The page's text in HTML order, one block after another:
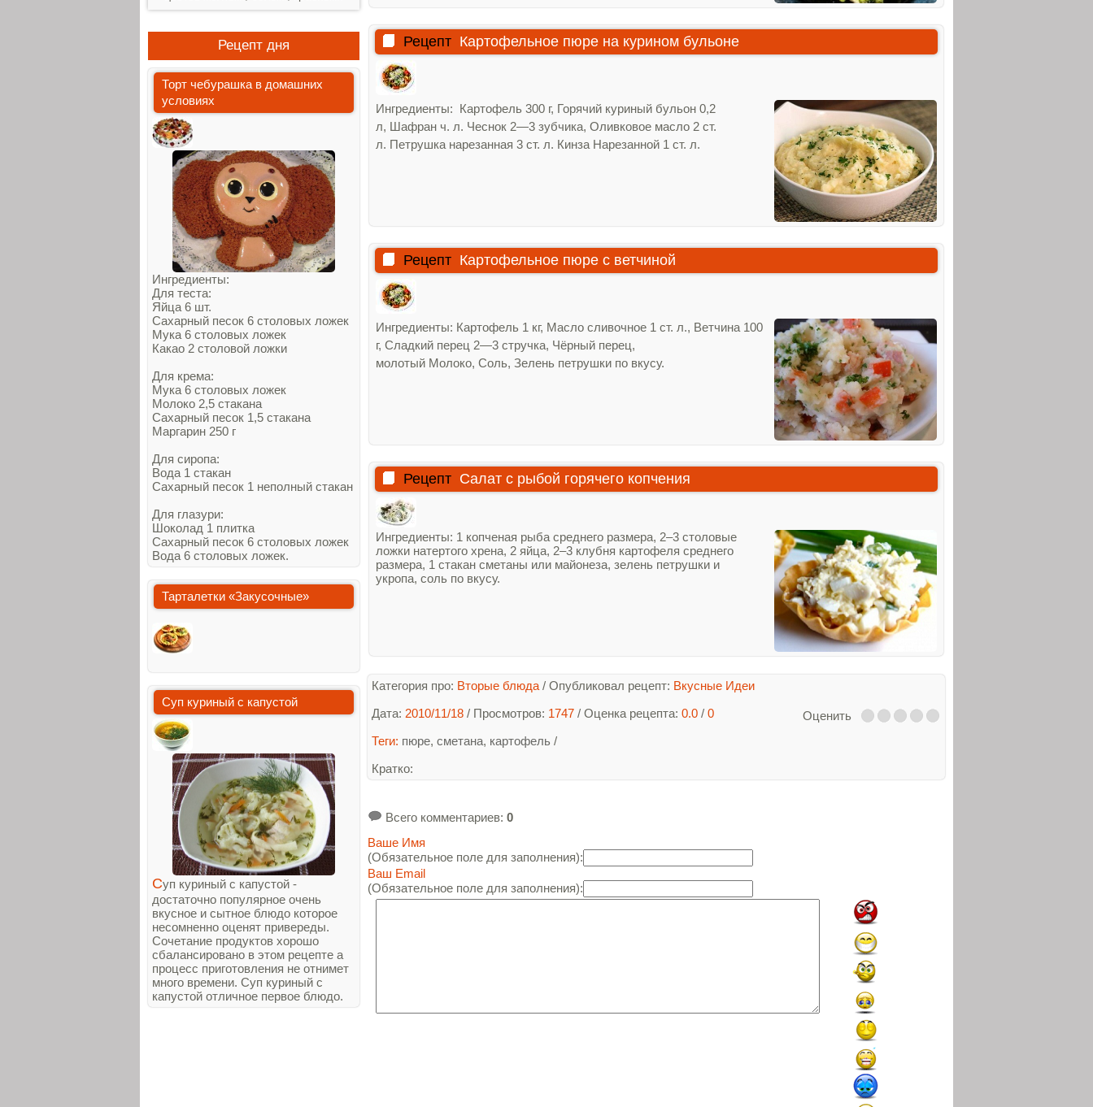
Рецепт Картофельное пюре на курином бульоне
Ингредиенты: Картофель 300 г, Горячий куриный бульон 0,2
л, Шафран ч. л. Чеснок 2—3 зубчика, Оливковое масло 2 ст.
л. Петрушка нарезанная 3 ст. л. Кинза Нарезанной 1 ст. л.
Рецепт Картофельное пюре с ветчиной
Ингредиенты: Картофель 1 кг, Масло сливочное 1 ст. л., Ветчина 100
г, Сладкий перец 2—3 стручка, Чёрный перец,
молотый Молоко, Соль, Зелень петрушки по вкусу.
Рецепт Салат с рыбой горячего копчения
Ингредиенты: 1 копченая рыба среднего размера, 2–3 столовые
ложки натертого хрена, 2 яйца, 2–3 клубня картофеля среднего
размера, 1 стакан сметаны или майонеза, зелень петрушки и
укропа, соль по вкусу.
Категория про: Вторые блюда / Опубликовал рецепт: Вкусные Идеи
Дата: 2010/11/18 / Просмотров: 1747 / Оценка рецепта: 0.0 / 0
Оценить
Теги: пюре, сметана, картофель /
Кратко:
Всего комментариев: 0
Ваше Имя
(Обязательное поле для заполнения):
Ваш Email
(Обязательное поле для заполнения):
Рецепт дня
Торт чебурашка в домашних
условиях
Ингредиенты:
Для теста:
Яйца 6 шт.
Сахарный песок 6 столовых ложек
Мука 6 столовых ложек
Какао 2 столовой ложки
Для крема:
Мука 6 столовых ложек
Молоко 2,5 стакана
Сахарный песок 1,5 стакана
Маргарин 250 г
Для сиропа:
Вода 1 стакан
Сахарный песок 1 неполный стакан
Для глазури:
Шоколад 1 плитка
Сахарный песок 6 столовых ложек
Вода 6 столовых ложек.
Тарталетки «Закусочные»
Суп куриный с капустой
Суп куриный с капустой -
достаточно популярное очень
вкусное и сытное блюдо которое
несомненно оценят привереды.
Сочетание продуктов хорошо
сбалансировано в этом рецепте а
процесс приготовления не отнимет
много времени. Суп куриный с
капустой отличное первое блюдо.